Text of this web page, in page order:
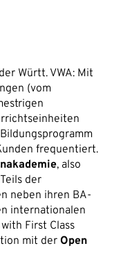
Württ. VWA: Mit
(vom
frequentiert.
, also
der
neben ihren BA-
internationalen
First Class
mit der Open